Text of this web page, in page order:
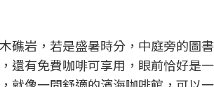
礁岩，若是盛暑時分，中庭旁的圖
還有免費咖啡可享用，眼前恰好是